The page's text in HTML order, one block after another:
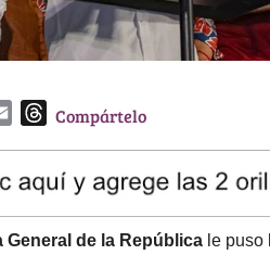
l
T
e
a
d
Compártelo
General de la República le